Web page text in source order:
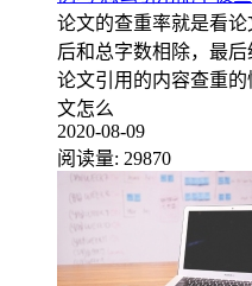
论文的查重率就是看
后和总字数相除，最
论文引用的内容查重
文怎么
2020-08-09
阅读量: 29870